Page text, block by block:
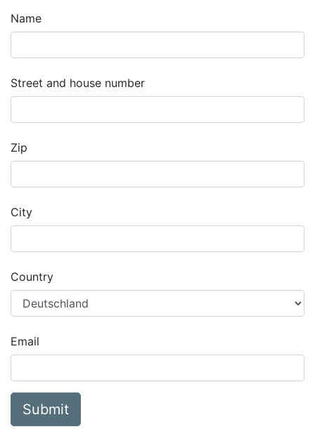
Name
Street and house number
Zip
City
Country
Email
Submit